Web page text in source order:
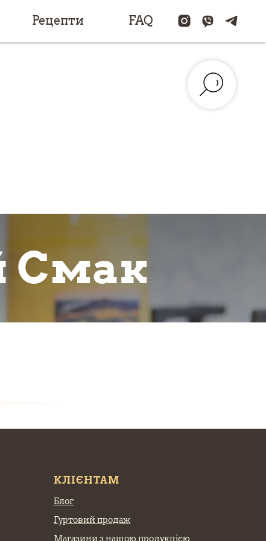
Рецепти FAQ
Смак
КЛІЄНТАМ
Блог
Гуртовий продаж
Магазини з нашою продукцією